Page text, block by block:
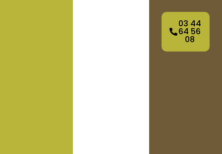
03 44
64 56
08